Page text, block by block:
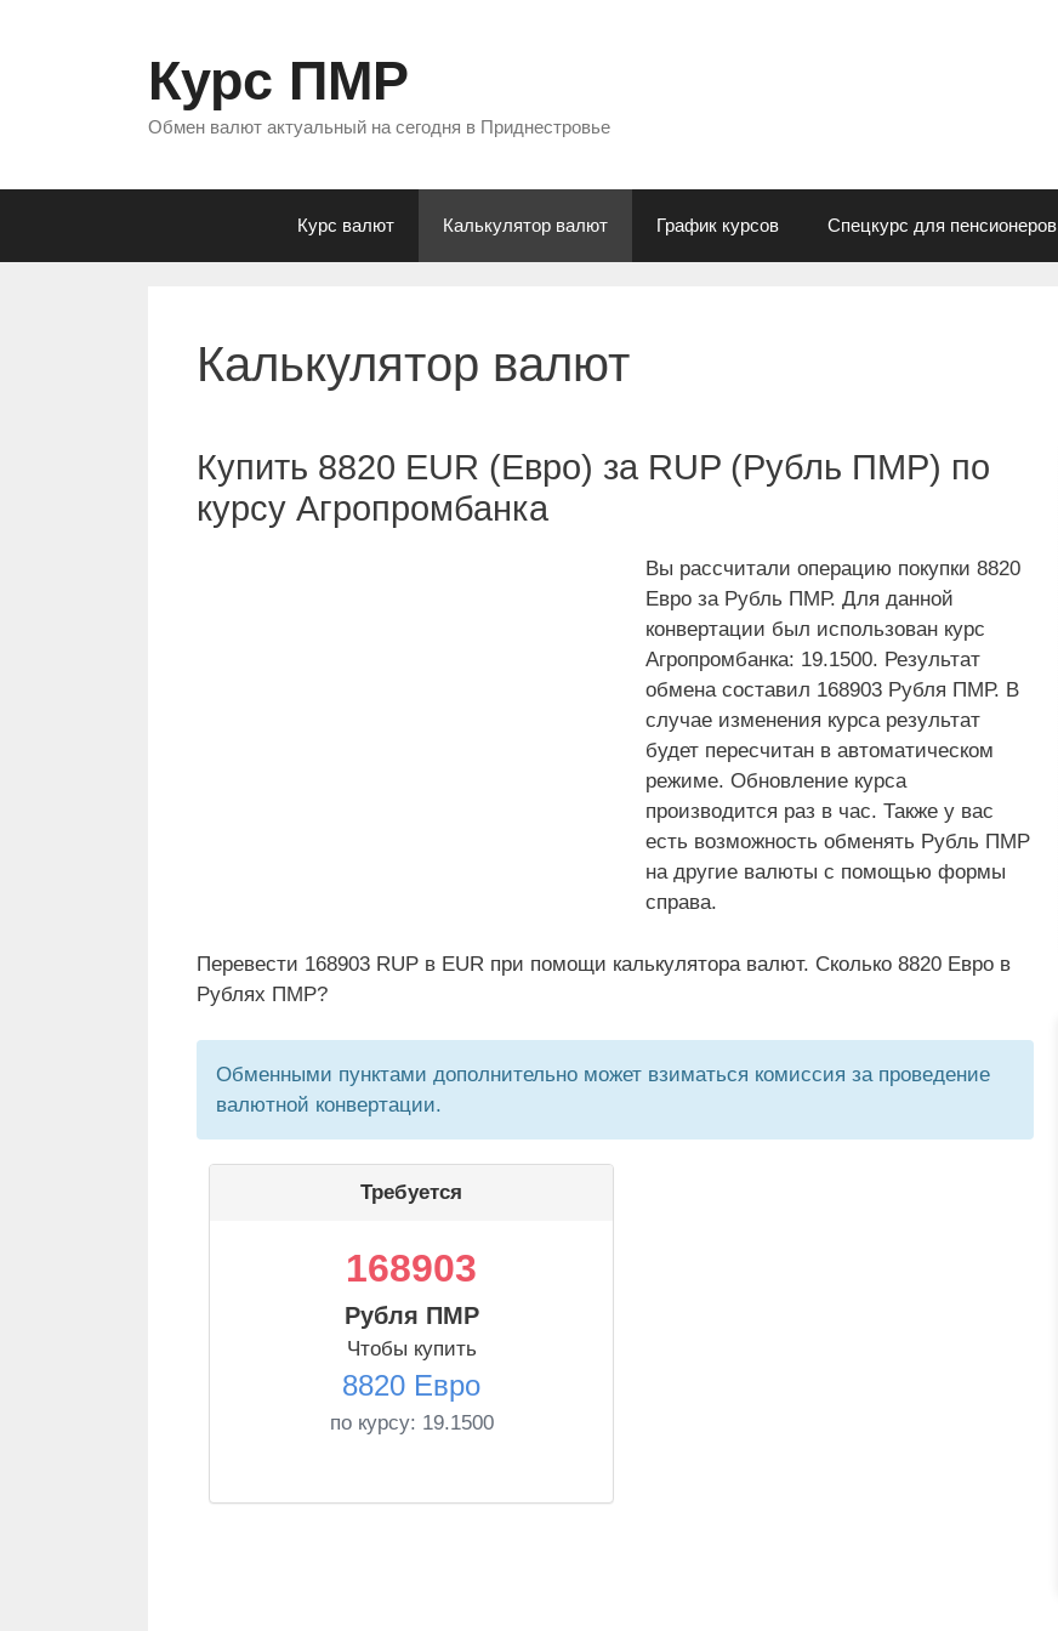
Курс ПМР
Обмен валют актуальный на сегодня в Приднестровье
Курс валют Калькулятор валют График курсов Спецкурс для пенсионеров
Калькулятор валют
Купить 8820 EUR (Евро) за RUP (Рубль ПМР) по
курсу Агропромбанка
Вы рассчитали операцию покупки 8820
Евро за Рубль ПМР. Для данной
конвертации был использован курс
Агропромбанка: 19.1500. Результат
обмена составил 168903 Рубля ПМР. В
случае изменения курса результат
будет пересчитан в автоматическом
режиме. Обновление курса
производится раз в час. Также у вас
есть возможность обменять Рубль ПМР
на другие валюты с помощью формы
справа.
Перевести 168903 RUP в EUR при помощи калькулятора валют. Сколько 8820 Евро в
Рублях ПМР?
Обменными пунктами дополнительно может взиматься комиссия за проведение
валютной конвертации.
Требуется
168903
Рубля ПМР
Чтобы купить
8820 Евро
по курсу: 19.1500